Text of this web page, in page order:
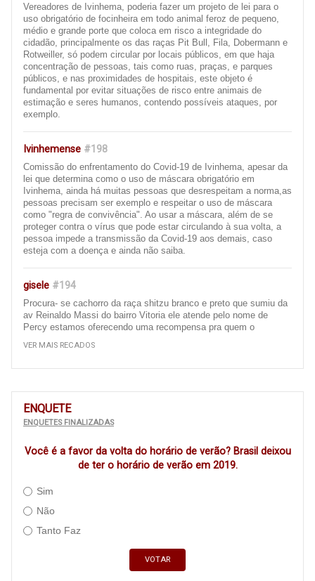
Vereadores de Ivinhema, poderia fazer um projeto de lei para o
uso obrigatório de focinheira em todo animal feroz de pequeno,
médio e grande porte que coloca em risco a integridade do
cidadão, principalmente os das raças Pit Bull, Fila, Dobermann e
Rotweiller, só podem circular por locais públicos, em que haja
concentração de pessoas, tais como ruas, praças, e parques
públicos, e nas proximidades de hospitais, este objeto é
fundamental por evitar situações de risco entre animais de
estimação e seres humanos, contendo possíveis ataques, por
exemplo.
Ivinhemense #198
Comissão do enfrentamento do Covid-19 de Ivinhema, apesar da
lei que determina como o uso de máscara obrigatório em
Ivinhema, ainda há muitas pessoas que desrespeitam a norma,as
pessoas precisam ser exemplo e respeitar o uso de máscara
como "regra de convivência". Ao usar a máscara, além de se
proteger contra o vírus que pode estar circulando à sua volta, a
pessoa impede a transmissão da Covid-19 aos demais, caso
esteja com a doença e ainda não saiba.
gisele #194
Procura- se cachorro da raça shitzu branco e preto que sumiu da
av Reinaldo Massi do bairro Vitoria ele atende pelo nome de
Percy estamos oferecendo uma recompensa pra quem o
obrigada att gisele
Bom dia, gostaria de fazer uma reclamação sobre as ruas da
nossa cidade de ivinhema, é um descaso com a população
essas ruas que quando vc passa de carro vc fica pulando dentro
precisa recapear, principalmente a av Panamá e as ruas em torno
da escola filinto Müller e algumas av do bairro centro..... é um
naquela região e as que passam ali todos os dias ) Isso acaba
amortecedores dos carros .... cadê os vereadores para cobrarem,
cadê a Adm municipal, para executarem estás obras, CADÊ
VER MAIS RECADOS
ENQUETE
ENQUETES FINALIZADAS
Você é a favor da volta do horário de verão? Brasil deixou
de ter o horário de verão em 2019.
Sim
Não
Tanto Faz
VOTAR